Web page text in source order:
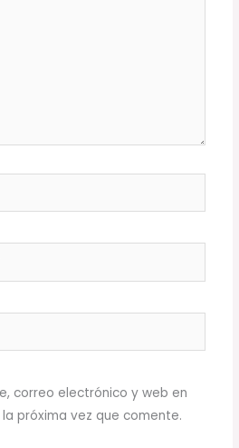
correo electrónico y web en
próxima vez que comente.